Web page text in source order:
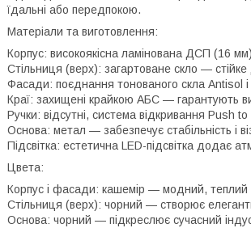
їдальні або передпокою.
Матеріали та виготовлення:
Корпус: високоякісна ламінована ДСП (16 мм)
Стільниця (верх): загартоване скло —
Фасади: поєднання тонованого скла Antisol
Краї: захищені крайкою АБС — гарантують
Ручки: відсутні, система відкривання Push
Основа: метал — забезпечує стабільність і
Підсвітка: естетична LED-підсвітка додає
Цвета:
Корпус і фасади: кашемір — модний, теплий
Стільниця (верх): чорний — створює
Основа: чорний — підкреслює сучасний